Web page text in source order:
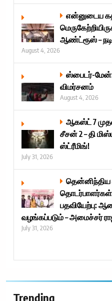
என்னுடைய
ஆண்ட்ரூஸ் –
August 4, 2026
ஸ்பைடர்-மேன்:
விமர்சனம்
August 4, 2026
ஆகஸ்ட் 7
சீசன் 2 – தி
ஸ்ட்ரீமிங்!
July 31, 2026
தென்னிந்திய
தொடர்பாளர்கள்
பதவியேற்பு:
வழங்கப்படும் – அமைச்சர்
July 31, 2026
Trending